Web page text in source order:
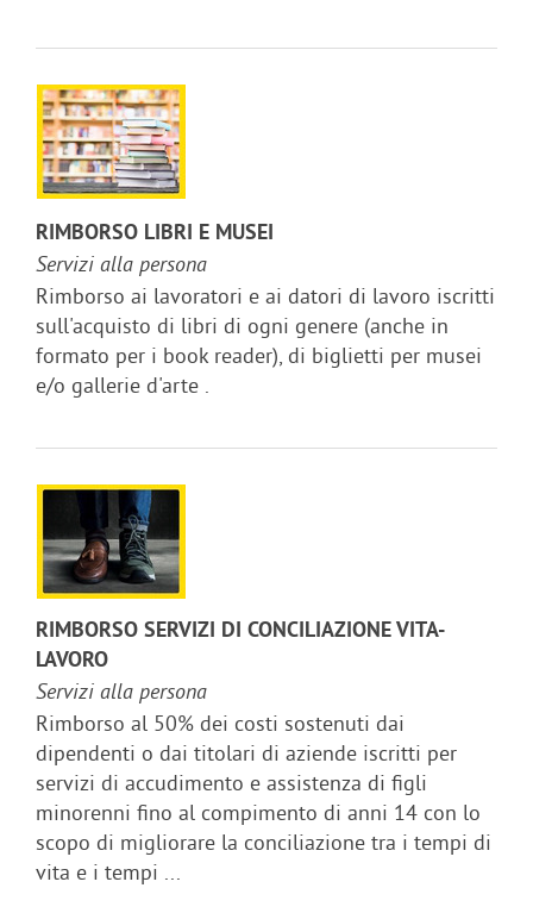
RIMBORSO LIBRI E MUSEI
Servizi alla persona
Rimborso ai lavoratori e ai datori di lavoro iscritti
sull'acquisto di libri di ogni genere (anche in
formato per i book reader), di biglietti per musei
e/o gallerie d'arte .
RIMBORSO SERVIZI DI CONCILIAZIONE VITA-
LAVORO
Servizi alla persona
Rimborso al 50% dei costi sostenuti dai
dipendenti o dai titolari di aziende iscritti per
servizi di accudimento e assistenza di figli
minorenni fino al compimento di anni 14 con lo
scopo di migliorare la conciliazione tra i tempi di
vita e i tempi ...